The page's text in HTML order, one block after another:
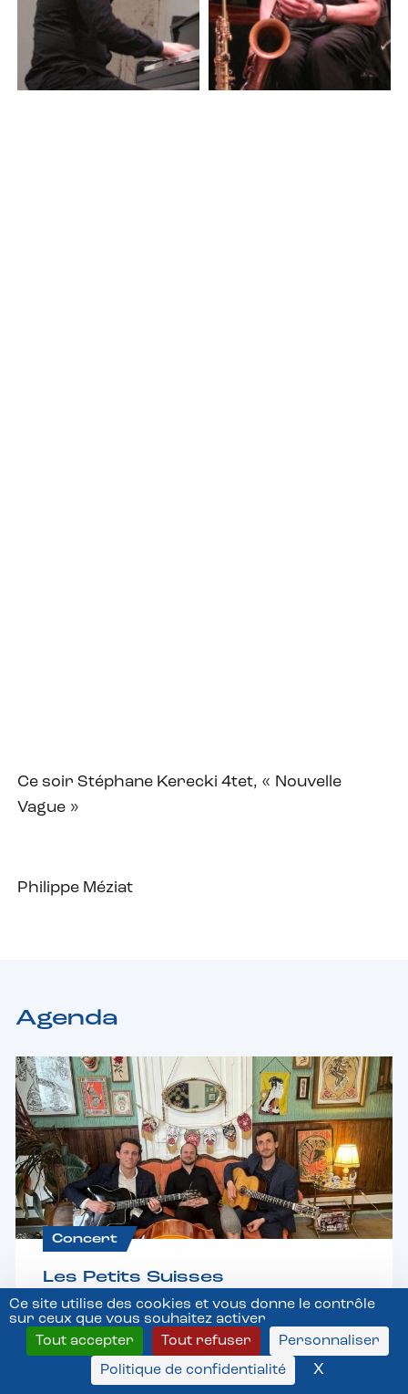
Ce site utilise des cookies et vous donne le contrôle
sur ceux que vous souhaitez activer
Tout accepter
Tout refuser
Personnaliser
Politique de confidentialité
X
Ce soir Stéphane Kerecki 4tet, « Nouvelle
Vague »
Philippe Méziat
Agenda
Concert
Les Petits Suisses
09/08/2026 15:00
38Riv
38 rue de Rivoli Paris 75004 France